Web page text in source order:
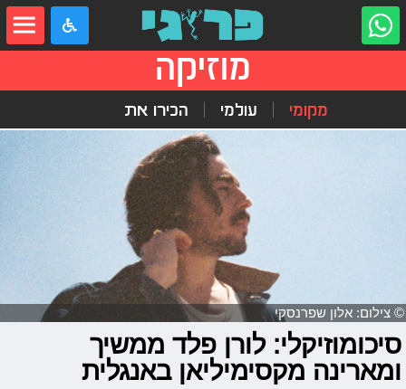
מוזיקה
מקומי עולמי הכירו את
© צילום: אלון שפרנסקי
סיכומוזיקלי: לורן פלד ממשיך
ומארינה מקסימיליאן באנגלית